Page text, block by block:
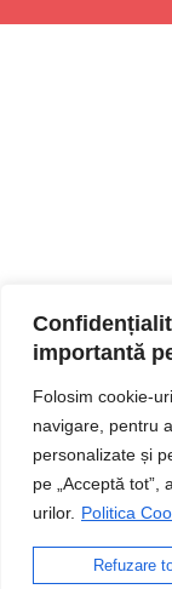
importantă
Folosim cookie-
navigare, pentru
personalizate și
pe „Acceptă tot”,
urilor. Politica
Refuzare